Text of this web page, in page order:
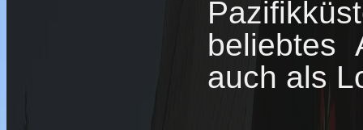
beliebtes
auch als